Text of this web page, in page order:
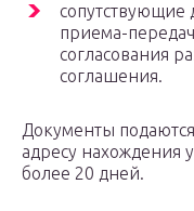
сопутствующие
приема-
согласования
соглашения.
Документы
адресу нахождения
более 20 дней.